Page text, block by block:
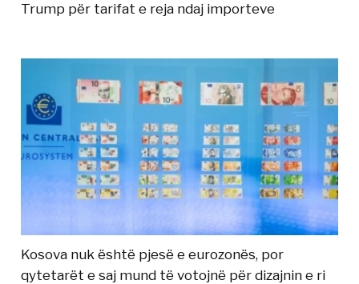
Trump për tarifat e reja ndaj importeve
Kosova nuk është pjesë e eurozonës, por
qytetarët e saj mund të votojnë për dizajnin e ri